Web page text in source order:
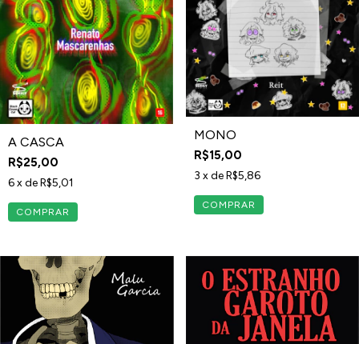
A CASCA
R$25,00
6x deR$5,01
MONO
R$15,00
3 x deR$5,86